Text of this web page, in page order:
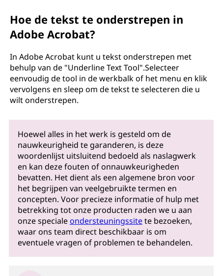
Hoe de tekst te onderstrepen in
Adobe Acrobat?
In Adobe Acrobat kunt u tekst onderstrepen met
behulp van de "Underline Text Tool".Selecteer
eenvoudig de tool in de werkbalk of het menu en klik
vervolgens en sleep om de tekst te selecteren die u
wilt onderstrepen.
Hoewel alles in het werk is gesteld om de
nauwkeurigheid te garanderen, is deze
woordenlijst uitsluitend bedoeld als naslagwerk
en kan deze fouten of onnauwkeurigheden
bevatten. Het dient als een algemene bron voor
het begrijpen van veelgebruikte termen en
concepten. Voor precieze informatie of hulp met
betrekking tot onze producten raden we u aan
onze specialeondersteuningssitete bezoeken,
waar ons team direct beschikbaar is om
eventuele vragen of problemen te behandelen.